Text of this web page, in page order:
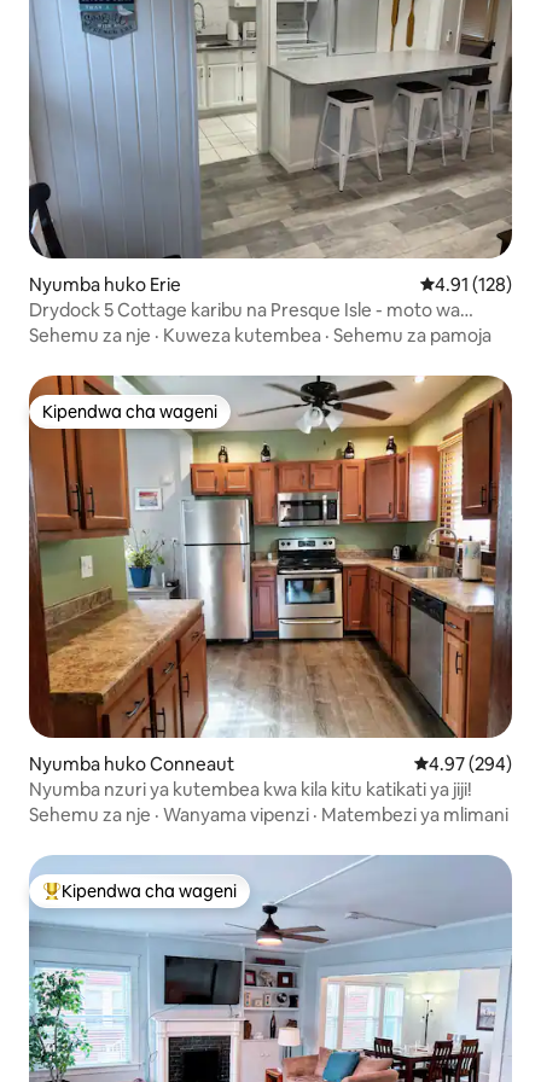
Nyumba huko Erie Ukadiriaji wa
4.91 (128)
Drydock 5 Cottage karibu na Presque Isle - moto wa
faragha
Sehemu za nje · Kuweza kutembea · Sehemu za pamoja
Kipendwa cha wageni
Kipendwa cha wageni
Nyumba huko Conneaut Ukadiriaji wa
4.97 (294)
Nyumba nzuri ya kutembea kwa kila kitu katikati ya jiji!
Sehemu za nje · Wanyama vipenzi · Matembezi ya mlimani
Kipendwa maarufu cha wageni
Kipendwa cha wageni